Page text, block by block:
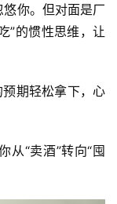
你。但对面是厂
”的惯性思维，让
期轻松拿下，心
从“卖酒”转向“囤